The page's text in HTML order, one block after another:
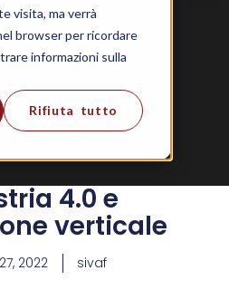
visita, ma verrà
browser per ricordare
informazioni sulla
Rifiuta tutto
4.0 e
verticale
2022 sivaf